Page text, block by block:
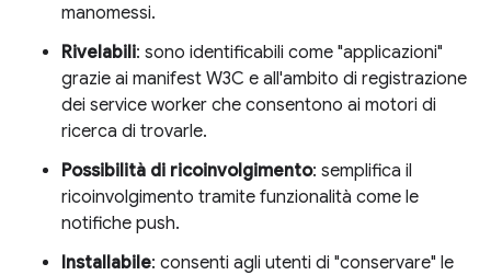
manomessi.
Rivelabili: sono identificabili come "applicazioni"
grazie ai manifest W3C e all'ambito di registrazione
dei service worker che consentono ai motori di
ricerca di trovarle.
Possibilità di ricoinvolgimento: semplifica il
ricoinvolgimento tramite funzionalità come le
notifiche push.
Installabile: consenti agli utenti di "conservare" le